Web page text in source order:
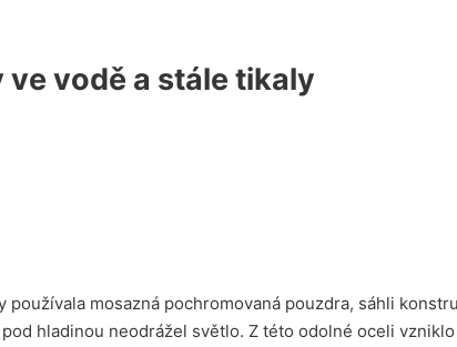
vodě a stále tikaly
používala mosazná pochromovaná pouzdra, sáhli
hladinou neodrážel světlo. Z této odolné oceli